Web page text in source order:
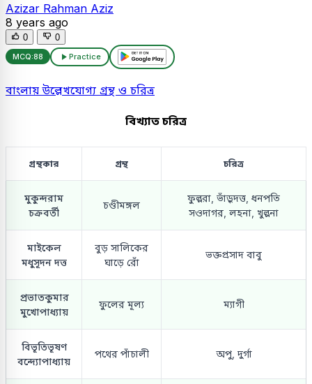
Azizar Rahman Aziz
8 years ago
0 0
MCQ:88 Practice
বাংলায় উল্লেখযোগ্য গ্রন্থ ও চরিত্র
বিখ্যাত চরিত্র
গ্রন্থকার গ্রন্থ চরিত্র
মুকুন্দরাম
চক্রবর্তী
চণ্ডীমঙ্গল
ফুল্লরা, ভাঁড়ুদত্ত, ধনপতি
সওদাগর, লহনা, খুল্লনা
মাইকেল
মধুসূদন দত্ত
বুড় সালিকের
ঘাড়ে রোঁ
ভক্তপ্রসাদ বাবু
প্রভাতকুমার
মুখোপাধ্যায়
ফুলের মূল্য ম্যাগী
বিভূতিভূষণ
বন্দ্যোপাধ্যায়
পথের পাঁচালী অপু, দুর্গা